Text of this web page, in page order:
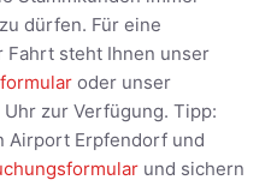
dürfen. Für eine
Fahrt steht Ihnen unser
oder unser
Uhr zur Verfügung. Tipp:
Airport Erpfendorf und
und sichern